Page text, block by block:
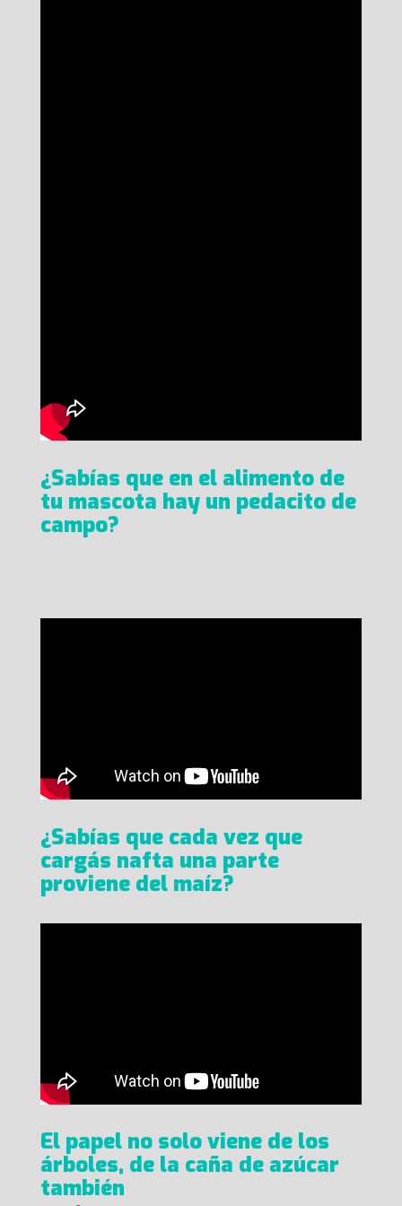
¿Sabías que en el alimento de
tu mascota hay un pedacito de
campo?
¿Sabías que cada vez que
cargás nafta una parte
proviene del maíz?
El papel no solo viene de los
árboles, de la caña de azúcar
también